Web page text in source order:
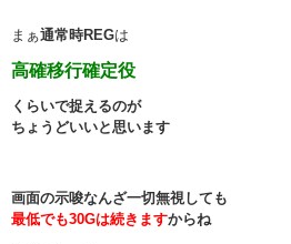
まぁ通常時REGは
高確移行確定役
くらいで捉えるのが
ちょうどいいと思います
画面の示唆なんざ一切無視しても
最低でも30Gは続きますからね